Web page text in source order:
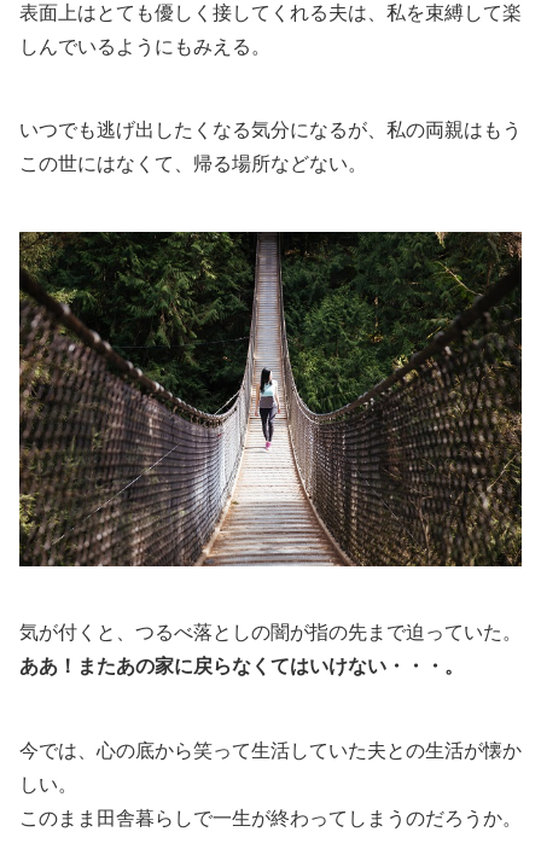
表面上はとても優しく接してくれる夫は、私を束縛して楽
しんでいるようにもみえる。
いつでも逃げ出したくなる気分になるが、私の両親はもう
この世にはなくて、帰る場所などない。
気が付くと、つるべ落としの闇が指の先まで迫っていた。
ああ！またあの家に戻らなくてはいけない・・・。
今では、心の底から笑って生活していた夫との生活が懐か
しい。
このまま田舎暮らしで一生が終わってしまうのだろうか。